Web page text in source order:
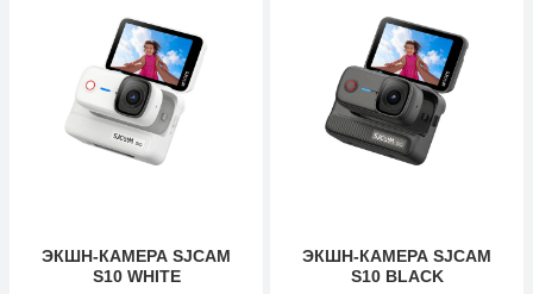
ЭКШН-КАМЕРА SJCAM
S10 WHITE
ЭКШН-КАМЕРА SJCAM
S10 BLACK